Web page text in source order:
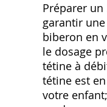
Préparer
garantir
biberon en
le dosage
tétine à
tétine est
votre